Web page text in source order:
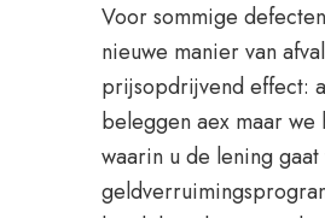
Voor sommige
nieuwe manier van
prijsopdrijvend effect:
beleggen aex maar
waarin u de lening